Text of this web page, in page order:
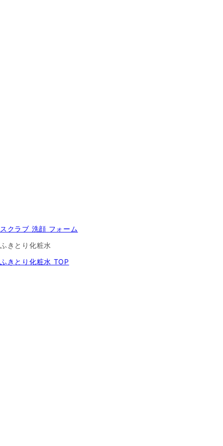
スクラブ 洗顔 フォーム
ふきとり化粧水
ふきとり化粧水 TOP